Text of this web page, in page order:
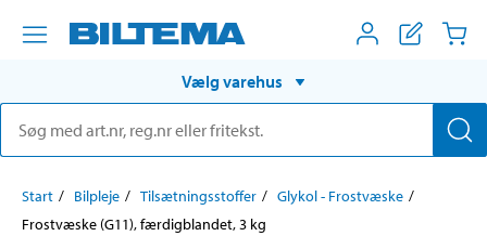
Vælg varehus
Start Bilpleje Tilsætningsstoffer
Glykol - Frostvæske
Frostvæske (G11), færdigblandet, 3 kg